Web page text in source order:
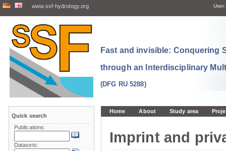
www.ssf-hydrology.org User:
Fast and invisible: Conquering
through an Interdisciplinary
(DFG RU 5288)
Home About Study area
Imprint and
Quick search
Publications:
Datasets: